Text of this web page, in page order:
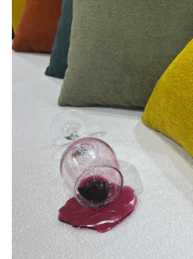
Oferte speciale
Banchete
Sezlong living